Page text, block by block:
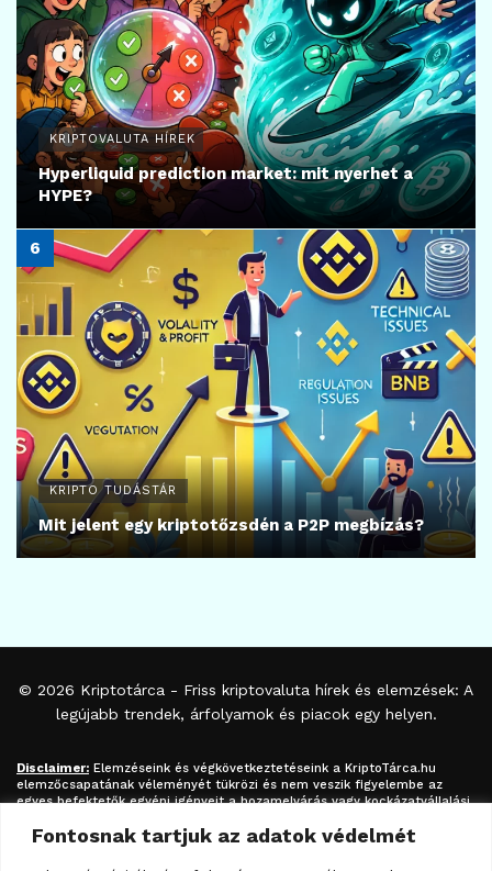
Fontosnak tartjuk az adatok védelmét
KRIPTOVALUTA HÍREK
Hyperliquid prediction market: mit nyerhet a
HYPE?
KRIPTO TUDÁSTÁR
Mit jelent egy kriptotőzsdén a P2P megbízás?
© 2026 Kriptotárca - Friss kriptovaluta hírek és elemzések: A
legújabb trendek, árfolyamok és piacok egy helyen.
Disclaimer: Elemzéseink és végkövetkeztetéseink a KriptoTárca.hu
elemzőcsapatának véleményét tükrözi és nem veszik figyelembe az
egyes befektetők egyéni igényeit a hozamelvárás vagy kockázatvállalási
befektetési tanácsadásnak, befektetési ajánlásnak, értékpapír /
kriptovaluta / token / ICO / cloud mining stb. jegyzésére / vételére /
eladására vonatkozó felhívásnak azok kizárólag tájékoztatásul